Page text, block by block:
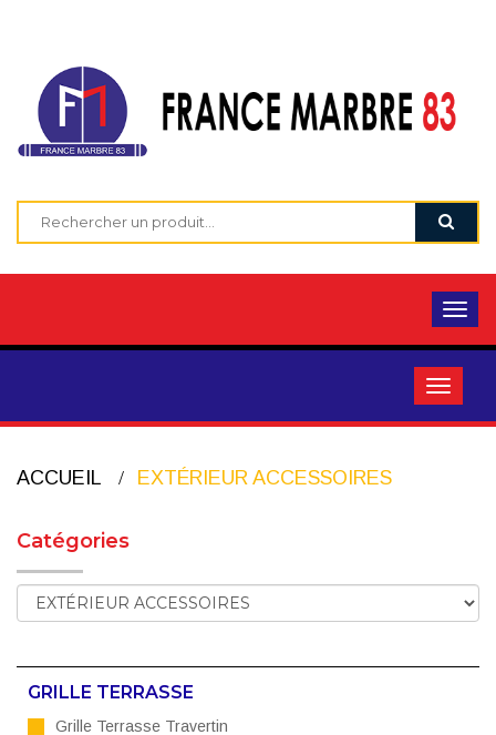
ACCUEIL EXTÉRIEUR ACCESSOIRES
Catégories
GRILLE TERRASSE
Grille Terrasse Travertin